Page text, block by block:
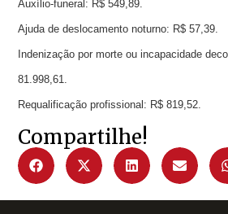
Auxílio-funeral: R$ 549,89.
Ajuda de deslocamento noturno: R$ 57,39.
Indenização por morte ou incapacidade
81.998,61.
Requalificação profissional: R$ 819,52.
Compartilhe!